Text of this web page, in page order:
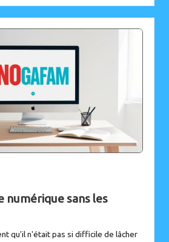
numérique sans les
qu'il n'était pas si difficile de lâcher